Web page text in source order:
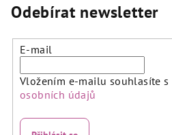
u
Odebírat newsletter
E-mail
Vložením e-mailu souhlasíte s
osobních údajů